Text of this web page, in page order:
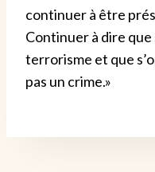
continuer à être
Continuer à dire que
terrorisme et que
pas un crime.»